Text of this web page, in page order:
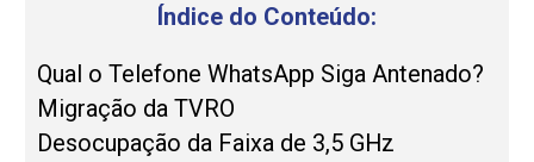
Índice do Conteúdo:
Qual o Telefone WhatsApp Siga Antenado?
Migração da TVRO
Desocupação da Faixa de 3,5 GHz